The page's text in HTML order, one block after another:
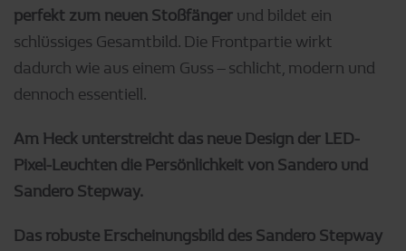
perfekt zum neuen Stoßfänger und bildet ein
schlüssiges Gesamtbild. Die Frontpartie wirkt
dadurch wie aus einem Guss – schlicht, modern und
dennoch essentiell.
Am Heck unterstreicht das neue Design der LED-
Pixel-Leuchten die Persönlichkeit von Sandero und
Sandero Stepway.
Das robuste Erscheinungsbild des Sandero Stepway